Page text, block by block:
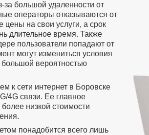
за большой удаленности от
операторы отказываются от
цены на свои услуги, а срок
длительное время. Также
пользователи попадают от
могут измениться условия
большой вероятностью
к сети интернет в Боровске
4G связи. Ее главное
низкой стоимости
понадобится всего лишь